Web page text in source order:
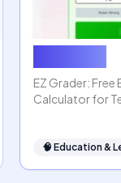
EZ Grader: Free
Calculator for
🧠 Education &